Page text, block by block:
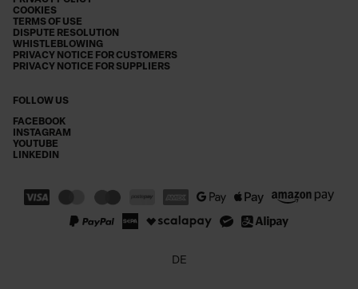
COOKIES
TERMS OF USE
DISPUTE RESOLUTION
WHISTLEBLOWING
PRIVACY NOTICE FOR CUSTOMERS
PRIVACY NOTICE FOR SUPPLIERS
FOLLOW US
FACEBOOK
INSTAGRAM
YOUTUBE
LINKEDIN
DE